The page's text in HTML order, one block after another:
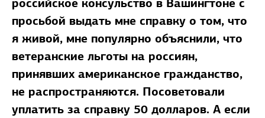
российское консульство в Вашингтоне с
просьбой выдать мне справку о том, что
я живой, мне популярно объяснили, что
ветеранские льготы на россиян,
принявших американское гражданство,
не распространяются. Посоветовали
уплатить за справку 50 долларов. А если